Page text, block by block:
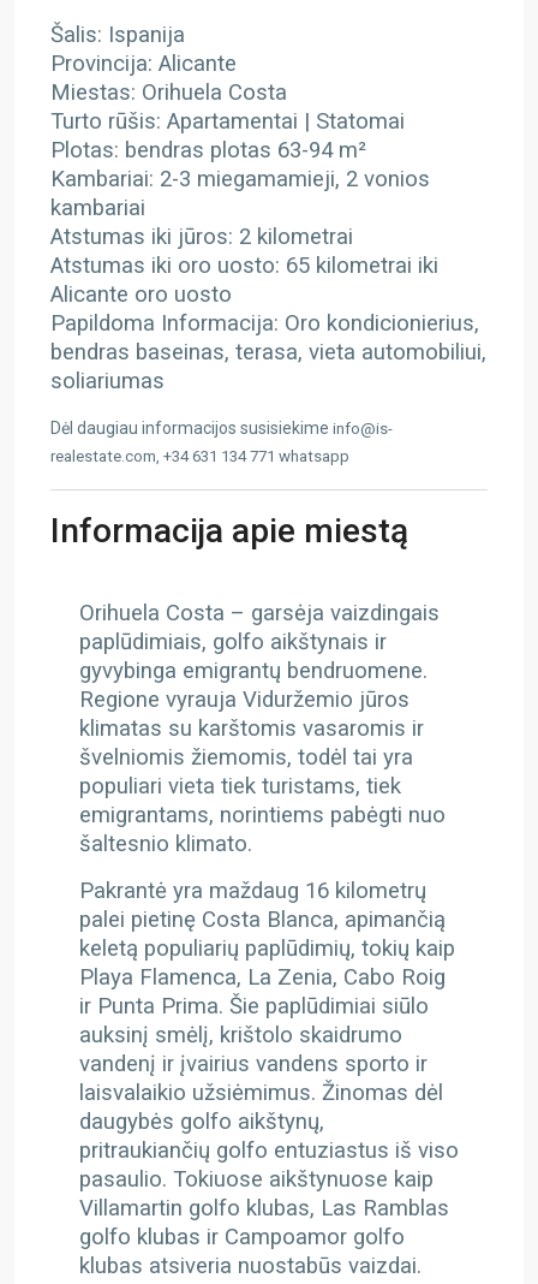
Šalis: Ispanija
Provincija: Alicante
Miestas: Orihuela Costa
Turto rūšis: Apartamentai | Statomai
Plotas: bendras plotas 63-94 m²
Kambariai: 2-3 miegamamieji, 2 vonios
kambariai
Atstumas iki jūros: 2 kilometrai
Atstumas iki oro uosto: 65 kilometrai iki
Alicante oro uosto
Papildoma Informacija: Oro kondicionierius,
bendras baseinas, terasa, vieta automobiliui,
soliariumas
Dėl daugiau informacijos susisiekime info@is-
realestate.com, +34 631 134 771 whatsapp
Informacija apie miestą
Orihuela Costa – garsėja vaizdingais
paplūdimiais, golfo aikštynais ir
gyvybinga emigrantų bendruomene.
Regione vyrauja Viduržemio jūros
klimatas su karštomis vasaromis ir
švelniomis žiemomis, todėl tai yra
populiari vieta tiek turistams, tiek
emigrantams, norintiems pabėgti nuo
šaltesnio klimato.
Pakrantė yra maždaug 16 kilometrų
palei pietinę Costa Blanca, apimančią
keletą populiarių paplūdimių, tokių kaip
Playa Flamenca, La Zenia, Cabo Roig
ir Punta Prima. Šie paplūdimiai siūlo
auksinį smėlį, krištolo skaidrumo
vandenį ir įvairius vandens sporto ir
laisvalaikio užsiėmimus. Žinomas dėl
daugybės golfo aikštynų,
pritraukiančių golfo entuziastus iš viso
pasaulio. Tokiuose aikštynuose kaip
Villamartin golfo klubas, Las Ramblas
golfo klubas ir Campoamor golfo
klubas atsiveria nuostabūs vaizdai.